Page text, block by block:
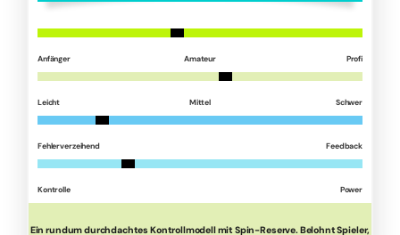
Anfänger Amateur Profi
Leicht Mittel Schwer
Fehlerverzeihend Feedback
Kontrolle Power
Ein rundum durchdachtes Kontrollmodell mit Spin-Reserve. Belohnt Spieler,